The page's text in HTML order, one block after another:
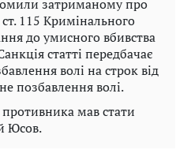
затриманому про
ст. 115 Кримінального
до умисного вбивства
статті передбачає
волі на строк від
позбавлення волі.
мав стати
Юсов.